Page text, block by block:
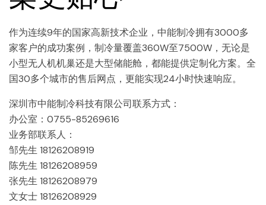
作为连续9年的国家高新技术企业，中能制冷拥有3000多
家客户的成功案例，制冷量覆盖360W至7500W，无论是
小型无人机机巢还是大型储能舱，都能提供定制化方案。全
国30多个城市的售后网点，更能实现24小时快速响应。
深圳市中能制冷科技有限公司联系方式：
办公室：0755-85269616
业务部联系人：
邹先生 18126208919
陈先生 18126208959
张先生 18126208979
文女士 18126208929